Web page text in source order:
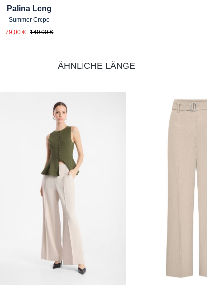
Palina Long
Summer Crepe
Verkaufspreis:
79,00 € Regulärer Preis:
149,00 €
ÄHNLICHE LÄNGE